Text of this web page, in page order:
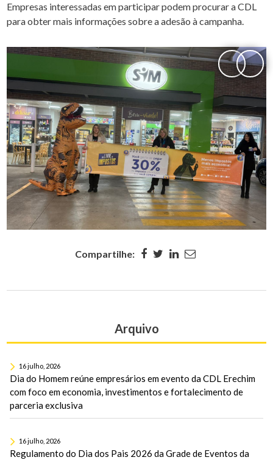
Empresas interessadas em participar podem procurar a CDL
para obter mais informações sobre a adesão à campanha.
Compartilhe:
Arquivo
16 julho, 2026
Dia do Homem reúne empresários em evento da CDL Erechim
com foco em economia, investimentos e fortalecimento de
parceria exclusiva
16 julho, 2026
Regulamento do Dia dos Pais 2026 da Grade de Eventos da